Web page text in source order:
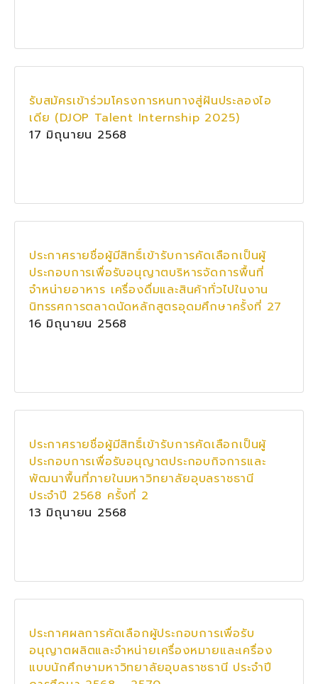
รับสมัครเข้าร่วมโครงการหนทางสู่ฝันประลองไอ
เดีย (DJOP Talent Internship 2025)
17 มิถุนายน 2568
ประกาศรายชื่อผู้มีสิทธิ์เข้ารับการคัดเลือกเป็นผู้
ประกอบการเพื่อรับอนุญาตบริหารจัดการพื้นที่
จำหน่ายอาหาร เครื่องดื่มและสินค้าทั่วไปในงาน
นิทรรศการตลาดนัดหลักสูตรอุดมศึกษาครั้งที่ 27
16 มิถุนายน 2568
ประกาศรายชื่อผู้มีสิทธิ์เข้ารับการคัดเลือกเป็นผู้
ประกอบการเพื่อรับอนุญาตประกอบกิจการและ
พัฒนาพื้นที่ภายในมหาวิทยาลัยอุบลราชธานี
ประจำปี 2568 ครั้งที่ 2
13 มิถุนายน 2568
ประกาศผลการคัดเลือกผู้ประกอบการเพื่อรับ
อนุญาตผลิตและจำหน่ายเครื่องหมายและเครื่อง
แบบนักศึกษามหาวิทยาลัยอุบลราชธานี ประจำปี